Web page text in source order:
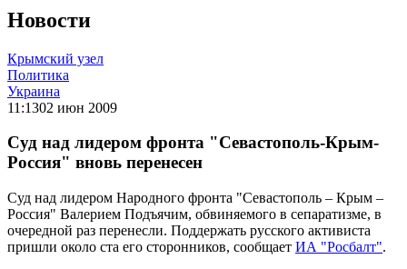
Новости
Крымский узел
Политика
Украина
11:1302 июн 2009
Суд над лидером фронта "Севастополь-Крым-
Россия" вновь перенесен
Суд над лидером Народного фронта "Севастополь – Крым –
Россия" Валерием Подъячим, обвиняемого в сепаратизме, в
очередной раз перенесли. Поддержать русского активиста
пришли около ста его сторонников, сообщает ИА "Росбалт".